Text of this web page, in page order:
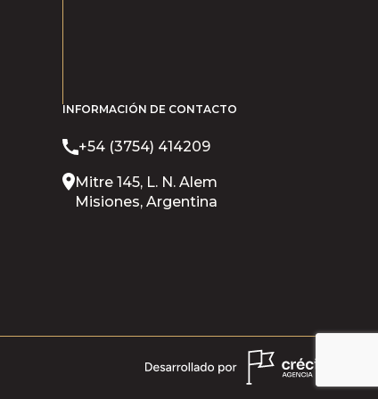
INFORMACIÓN DE CONTACTO
+54 (3754) 414209
Mitre 145, L. N. Alem
Misiones, Argentina